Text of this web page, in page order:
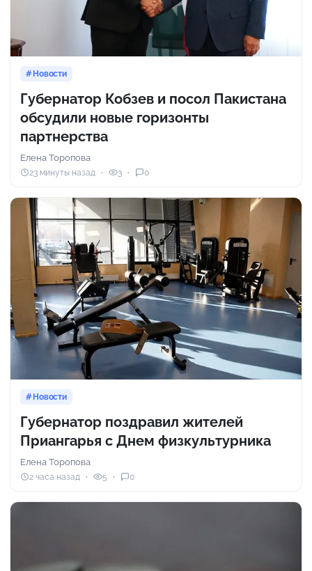
Новости
Губернатор Кобзев и посол Пакистана
обсудили новые горизонты
партнерства
Елена Торопова
23 минуты назад 3 0
Новости
Губернатор поздравил жителей
Приангарья с Днем физкультурника
Елена Торопова
2 часа назад 5 0